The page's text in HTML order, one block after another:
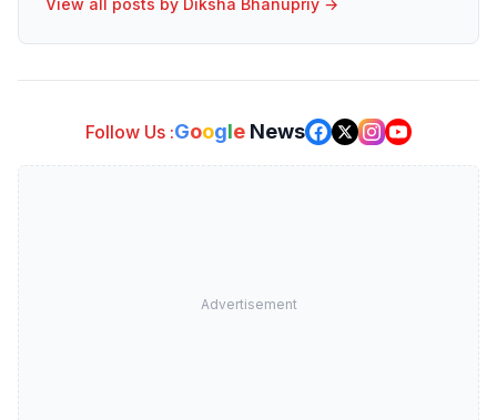
View all posts by Diksha Bhanupriy →
Follow Us :Google News
Advertisement